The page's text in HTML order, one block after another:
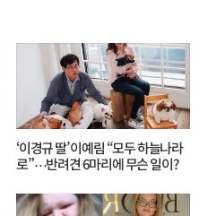
‘이경규 딸’ 이예림 “모두 하늘나라
로”⋯반려견 6마리에 무슨 일이?